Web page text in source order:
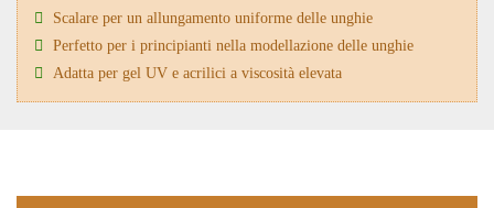
Scalare per un allungamento uniforme delle unghie
Perfetto per i principianti nella modellazione delle unghie
Adatta per gel UV e acrilici a viscosità elevata